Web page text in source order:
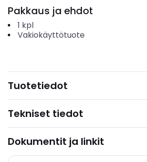
Pakkaus ja ehdot
1 kpl
Vakiokäyttötuote
Tuotetiedot
Tekniset tiedot
Dokumentit ja linkit